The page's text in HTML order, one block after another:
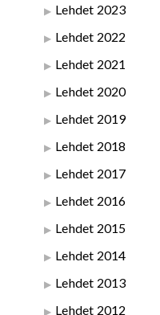
Lehdet 2023
Lehdet 2022
Lehdet 2021
Lehdet 2020
Lehdet 2019
Lehdet 2018
Lehdet 2017
Lehdet 2016
Lehdet 2015
Lehdet 2014
Lehdet 2013
Lehdet 2012